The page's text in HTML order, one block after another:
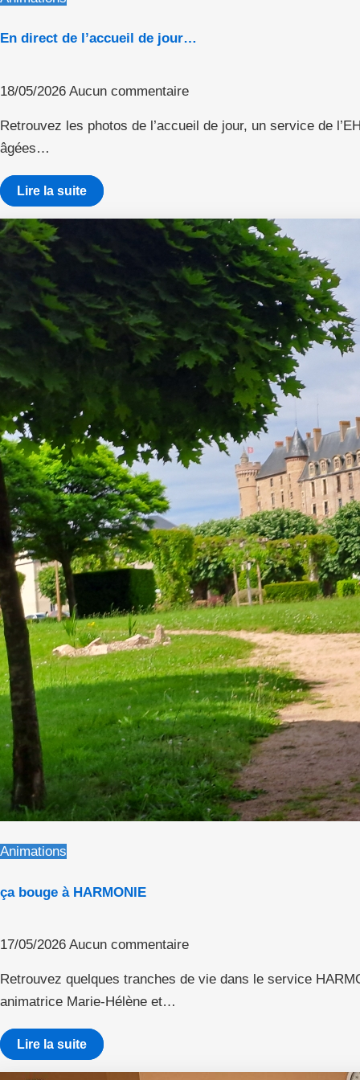
En direct de l’accueil de jour…
18/05/2026 Aucun commentaire
Retrouvez les photos de l’accueil de jour, un service de
âgées…
Lire la suite
Animations
ça bouge à HARMONIE
17/05/2026 Aucun commentaire
Retrouvez quelques tranches de vie dans le service
animatrice Marie-Hélène et…
Lire la suite